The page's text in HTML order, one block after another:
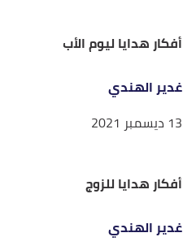
أفكار هدايا ليوم الأب
غدير الهندي
13 ديسمبر 2021
أفكار هدايا للزوج
غدير الهندي